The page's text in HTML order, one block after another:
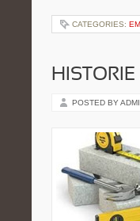
CATEGORIES:
POSTED BY